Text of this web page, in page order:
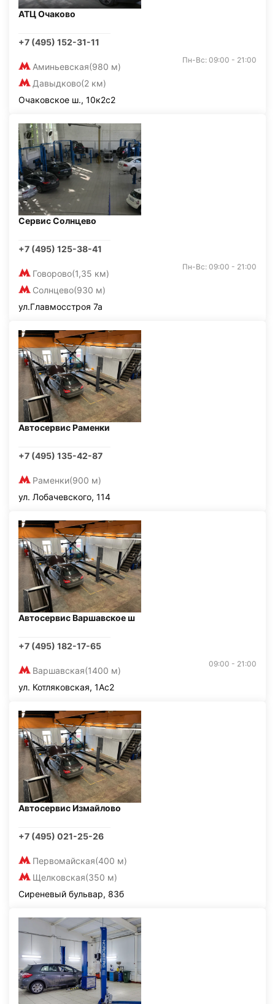
АТЦ Очаково
+7 (495) 152-31-11
Аминьевская(980 м)
Давыдково(2 км)
Пн-Вс: 09:00 - 21:00
Очаковское ш., 10к2с2
Сервис Солнцево
+7 (495) 125-38-41
Говорово(1,35 км)
Солнцево(930 м)
Пн-Вс: 09:00 - 21:00
ул.Главмосстроя 7а
Автосервис Раменки
+7 (495) 135-42-87
Раменки(900 м)
ул. Лобачевского, 114
Автосервис Варшавское ш
+7 (495) 182-17-65
Варшавская(1400 м)
09:00 - 21:00
ул. Котляковская, 1Ас2
Автосервис Измайлово
+7 (495) 021-25-26
Первомайская(400 м)
Щелковская(350 м)
Сиреневый бульвар, 83б